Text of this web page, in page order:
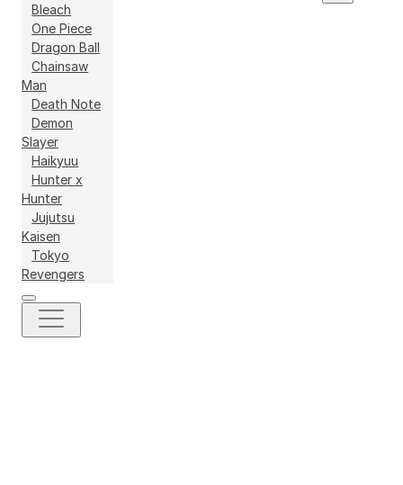
Bleach
One Piece
Dragon Ball
Chainsaw
Man
Death Note
Demon
Slayer
Haikyuu
Hunter x
Hunter
Jujutsu
Kaisen
Tokyo
Revengers